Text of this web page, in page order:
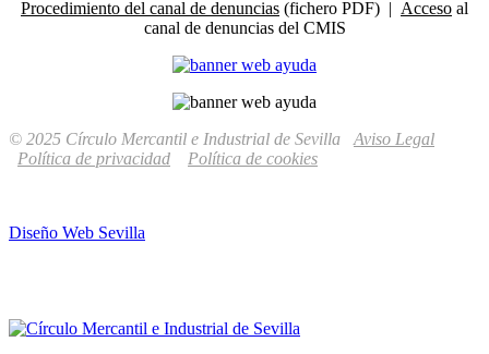
Procedimiento del canal de denuncias (fichero PDF) | Acceso al
canal de denuncias del CMIS
© 2025 Círculo Mercantil e Industrial de Sevilla Aviso Legal
Política de privacidad
Política de cookies
Diseño Web Sevilla